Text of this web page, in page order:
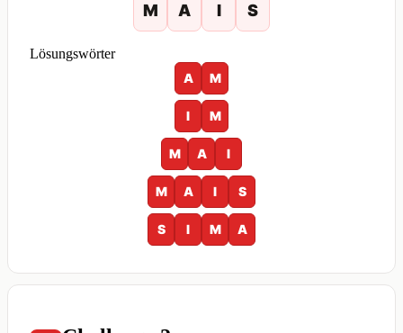
M A I S
Lösungswörter
A
M
I M
M A I
M A I S
S I M A